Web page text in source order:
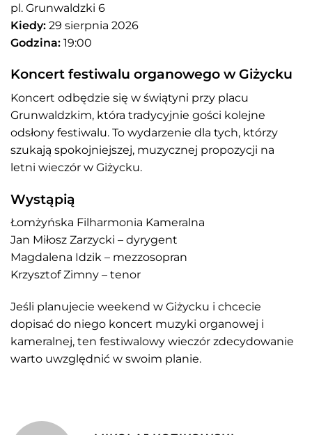
pl. Grunwaldzki 6
Kiedy: 29 sierpnia 2026
Godzina: 19:00
Koncert festiwalu organowego w Giżycku
Koncert odbędzie się w świątyni przy placu
Grunwaldzkim, która tradycyjnie gości kolejne
odsłony festiwalu. To wydarzenie dla tych, którzy
szukają spokojniejszej, muzycznej propozycji na
letni wieczór w Giżycku.
Wystąpią
Łomżyńska Filharmonia Kameralna
Jan Miłosz Zarzycki – dyrygent
Magdalena Idzik – mezzosopran
Krzysztof Zimny – tenor
Jeśli planujecie weekend w Giżycku i chcecie
dopisać do niego koncert muzyki organowej i
kameralnej, ten festiwalowy wieczór zdecydowanie
warto uwzględnić w swoim planie.